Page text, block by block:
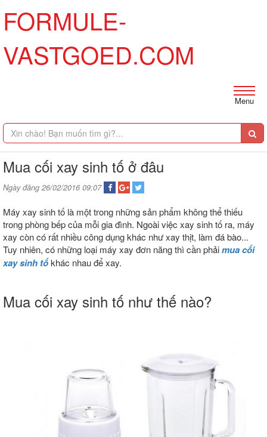
FORMULE-
VASTGOED.COM
Menu
Mua cối xay sinh tố ở đâu
Ngày đăng 26/02/2016 09:07
Máy xay sinh tố là một trong những sản phẩm không thể thiếu
trong phòng bếp của mỗi gia đình. Ngoài việc xay sinh tố ra, máy
xay còn có rất nhiều công dụng khác như xay thịt, làm đá bào...
Tuy nhiên, có những loại máy xay đơn năng thì cần phảimua cối
xay sinh tốkhác nhau để xay.
Mua cối xay sinh tố như thế nào?